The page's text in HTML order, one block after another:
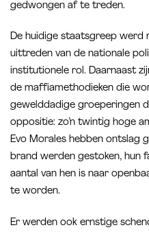
gedwongen af te treden.
De huidige staatsgreep werd
uittreden van de nationale
institutionele rol. Daarnaast
de maffiamethodieken die
gewelddadige groeperingen
oppositie: zo’n twintig hoge
Evo Morales hebben ontslag
brand werden gestoken, hun
aantal van hen is naar
te worden.
Er werden ook ernstige